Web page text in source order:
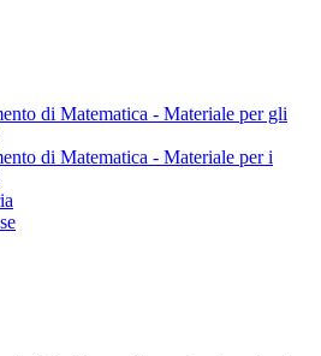
di Matematica - Materiale per gli
di Matematica - Materiale per i